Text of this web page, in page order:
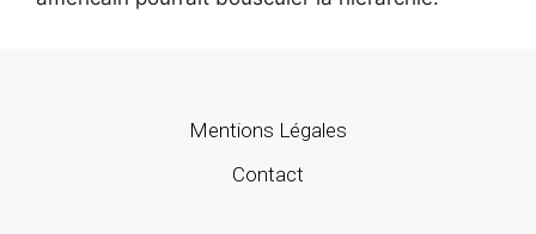
Mentions Légales
Contact